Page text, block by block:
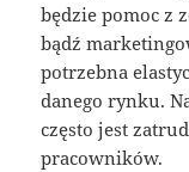
będzie pomoc z
bądź
potrzebna
danego rynku.
często jest
pracowników.